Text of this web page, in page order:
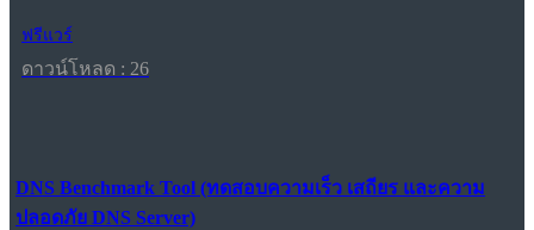
ฟรีแวร์
ดาวน์โหลด : 26
DNS Benchmark Tool (ทดสอบความเร็ว เสถียร และความ
ปลอดภัย DNS Server)